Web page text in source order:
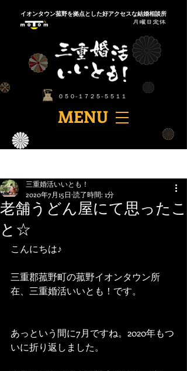
​イオンタウン菰野を拠点とした好アクセスな結婚相談所
​MENU
​０５０-１７２５-５５１１
老舗うどん屋にて思ったこ
と☆
三重婚活いいとも！
2020年7月15日 読了時間: 1分
こんにちは♪
三重郡菰野町の菰野イオンタウン所
在、三重婚活いいとも！です。
あっという間に7月ですね。2020年もつ
いに折り返しました。